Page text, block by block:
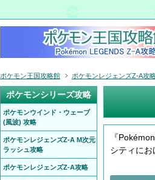
『
シティに
ポケモン王国攻略館 ポケモンレジェンズZ-A攻
ポケモンシリーズ攻略
ポケモンウインド・ウェーブ
(風波) 攻略
ポケモンレジェンズZ-A M次元
ラッシュ攻略
ポケモンレジェンズZ-A攻略